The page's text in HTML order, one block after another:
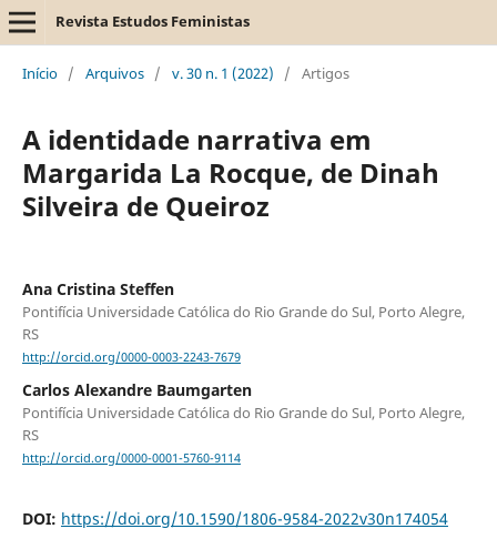
Revista Estudos Feministas
Início / Arquivos / v. 30 n. 1 (2022) / Artigos
A identidade narrativa em
Margarida La Rocque, de Dinah
Silveira de Queiroz
Ana Cristina Steffen
Pontifícia Universidade Católica do Rio Grande do Sul, Porto Alegre,
RS
http://orcid.org/0000-0003-2243-7679
Carlos Alexandre Baumgarten
Pontifícia Universidade Católica do Rio Grande do Sul, Porto Alegre,
RS
http://orcid.org/0000-0001-5760-9114
DOI: https://doi.org/10.1590/1806-9584-2022v30n174054